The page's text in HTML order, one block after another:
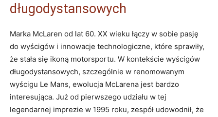
długodystansowych
Marka McLaren od lat 60. XX wieku łączy w sobie pasję
do wyścigów i innowacje technologiczne, które sprawiły,
że stała się ikoną motorsportu. W kontekście wyścigów
długodystansowych, szczególnie w renomowanym
wyścigu Le Mans, ewolucja McLarena jest bardzo
interesująca. Już od pierwszego udziału w tej
legendarnej imprezie w 1995 roku, zespół udowodnił, że